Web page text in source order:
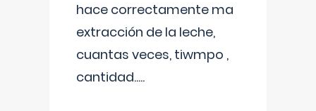
hace correctamente ma
extracción de la leche,
cuantas veces, tiwmpo ,
cantidad.....